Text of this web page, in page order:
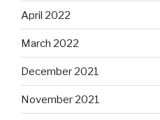
April 2022
March 2022
December 2021
November 2021